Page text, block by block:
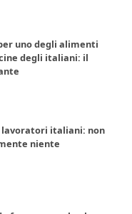
uno degli alimenti
degli italiani: il
lavoratori italiani: non
niente